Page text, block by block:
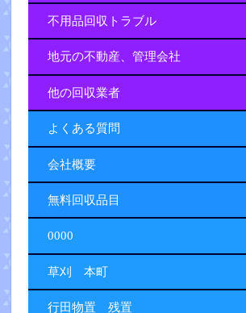
不用品回収トラブル
地元の不動産、管理会社
他の回収業者
よくある質問
会社概要
無料回収品目
0000
草刈 本町
行田物置 残置